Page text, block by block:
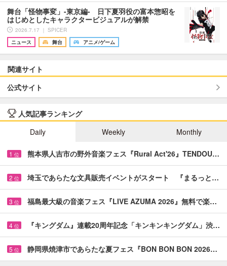
舞台「怪物事変」-東京編- 日下夏羽役の富本惣昭を
はじめとしたキャラクタービジュアルが解禁
2026.7.17 ｜ SPICER
ニュース
舞台 アニメ/ゲーム
関連サイト
公式サイト
人気記事ランキング
Daily
Weekly Monthly
1 位 熊本県人吉市の野外音楽フェス『Rural Act'26』TENDOU…
2 位 埼玉であらたな文具販売イベントがスタート 『まるっと…
3 位 福島最大級の音楽フェス『LIVE AZUMA 2026』無料で楽…
4 位 『キングダム』連載20周年記念「キンキンキングダム」渋…
5 位 静岡県焼津市であらたな夏フェス『BON BON BON 2026…